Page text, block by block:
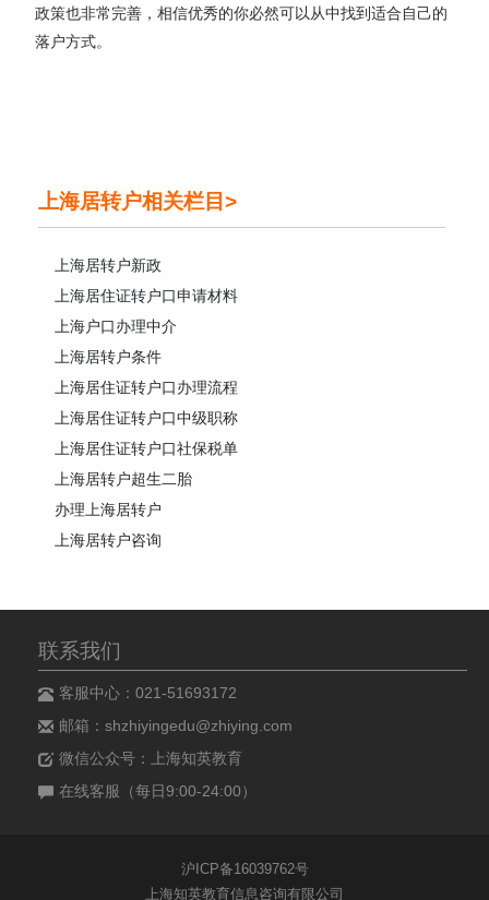
政策也非常完善，相信优秀的你必然可以从中找到适合自己的
落户方式。
上海居转户相关栏目>
上海居转户新政
上海居住证转户口申请材料
上海户口办理中介
上海居转户条件
上海居住证转户口办理流程
上海居住证转户口中级职称
上海居住证转户口社保税单
上海居转户超生二胎
办理上海居转户
上海居转户咨询
联系我们
客服中心：021-51693172
邮箱：shzhiyingedu@zhiying.com
微信公众号：上海知英教育
在线客服（每日9:00-24:00）
沪ICP备16039762号
上海知英教育信息咨询有限公司